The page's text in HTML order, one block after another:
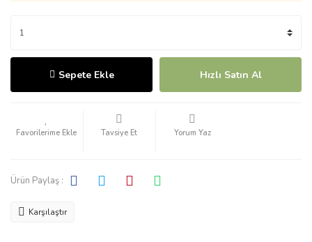
Sepete Ekle Hızlı Satın Al
Tavsiye Et Yorum Yaz
Ürün Paylaş :
Karşılaştır